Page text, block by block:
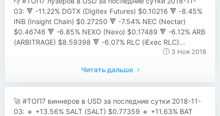
03: 🔻 -11.22% DGTX (Digitex Futures) $0.10216 🔻 -8.45%
INB (Insight Chain) $0.27250 🔻 -7.54% NEC (Nectar)
$0.46746 🔻 -6.85% NEXO (Nexo) $0.17489 🔻 -6.12% ARB
(ARBITRAGE) $8.59398 🔻 -6.07% RLC (iExec RLC)...
3 Ноя 2018
Читать дальше
🚀 #ТОП7 виннеров в USD за последние сутки 2018-11-
03: 🔹 +13.56% SALT (SALT) $0.77359 🔹 +11.63% BAT